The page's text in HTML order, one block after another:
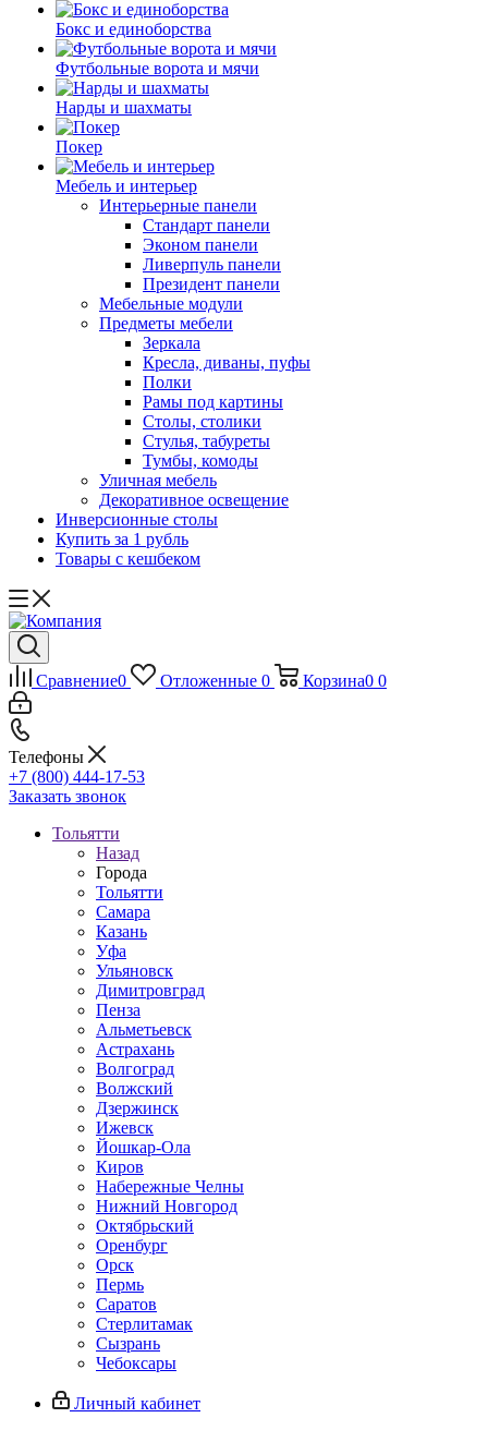
Бокс и единоборства
Футбольные ворота и мячи
Нарды и шахматы
Покер
Мебель и интерьер
Интерьерные панели
Стандарт панели
Эконом панели
Ливерпуль панели
Президент панели
Мебельные модули
Предметы мебели
Зеркала
Кресла, диваны, пуфы
Полки
Рамы под картины
Столы, столики
Стулья, табуреты
Тумбы, комоды
Уличная мебель
Декоративное освещение
Инверсионные столы
Купить за 1 рубль
Товары с кешбеком
Сравнение0 Отложенные 0 Корзина0 0
Телефоны
+7 (800) 444-17-53
Заказать звонок
Тольятти
Назад
Города
Тольятти
Самара
Казань
Уфа
Ульяновск
Димитровград
Пенза
Альметьевск
Астрахань
Волгоград
Волжский
Дзержинск
Ижевск
Йошкар-Ола
Киров
Набережные Челны
Нижний Новгород
Октябрьский
Оренбург
Орск
Пермь
Саратов
Стерлитамак
Сызрань
Чебоксары
Личный кабинет